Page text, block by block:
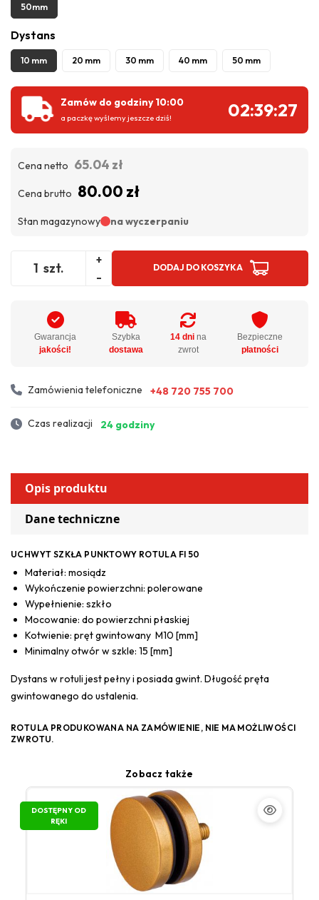
50mm
Dystans
10 mm 20 mm 30 mm 40 mm 50 mm
Zamów do godziny 10:00
a paczkę wyślemy jeszcze dziś! 02:39:27
Cena netto 65.04 zł
Cena brutto 80.00 zł
Stan magazynowy na wyczerpaniu
szt.
+
-
DODAJ DO KOSZYKA
Gwarancja
jakości!
Szybka
dostawa
14 dnina
zwrot
Bezpieczne
płatności
Zamówienia telefoniczne +48 720 755 700
Czas realizacji 24 godziny
Opis produktu
Dane techniczne
UCHWYT SZKŁA PUNKTOWY ROTULA FI 50
Materiał: mosiądz
Wykończenie powierzchni: polerowane
Wypełnienie: szkło
Mocowanie: do powierzchni płaskiej
Kotwienie: pręt gwintowany M10 [mm]
Minimalny otwór w szkle: 15 [mm]
Dystans w rotuli jest pełny i posiada gwint. Długość pręta
gwintowanego do ustalenia.
ROTULA PRODUKOWANA NA ZAMÓWIENIE, NIE MA MOŻLIWOŚCI
ZWROTU.
Zobacz także
DOSTĘPNY OD
RĘKI